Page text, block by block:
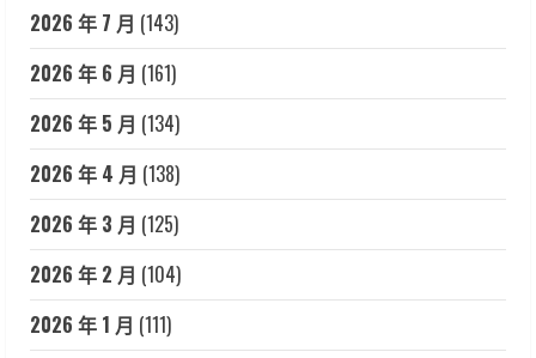
2026 年 7 月 (143)
2026 年 6 月 (161)
2026 年 5 月 (134)
2026 年 4 月 (138)
2026 年 3 月 (125)
2026 年 2 月 (104)
2026 年 1 月 (111)